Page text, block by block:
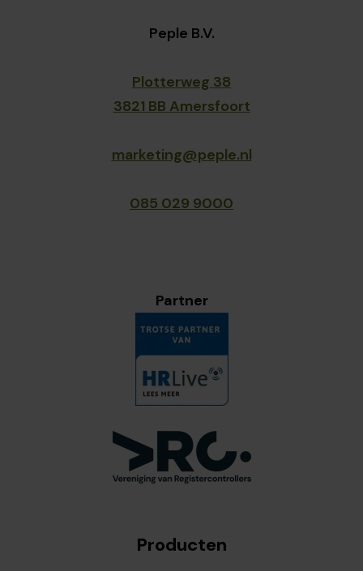
Peple B.V.
Plotterweg 38
3821 BB Amersfoort
marketing@peple.nl
085 029 9000
Partner
Producten